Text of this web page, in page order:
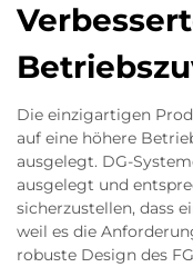
Die einzigartigen
auf eine höhere
ausgelegt. DG-
ausgelegt und
sicherzustellen, dass
weil es die
robuste Design des